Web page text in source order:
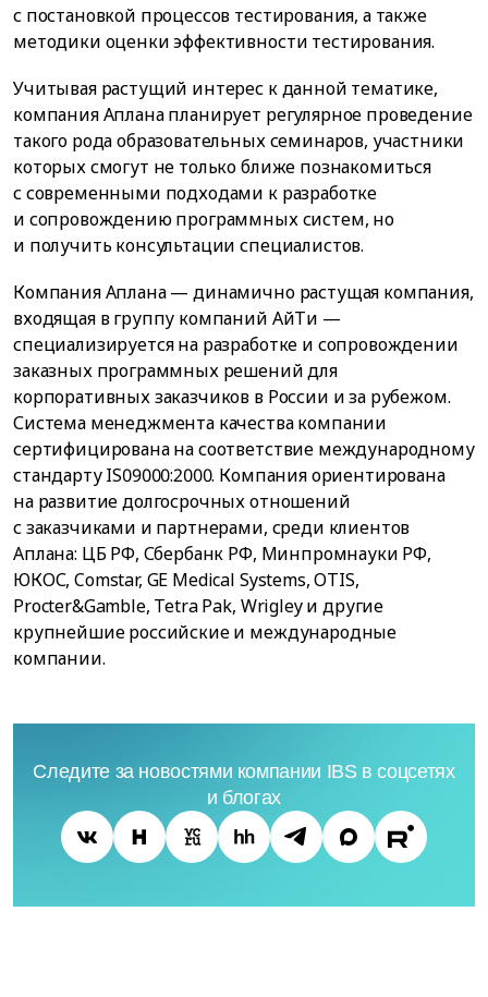
с постановкой процессов тестирования, а также
методики оценки эффективности тестирования.
Учитывая растущий интерес к данной тематике,
компания Аплана планирует регулярное проведение
такого рода образовательных семинаров, участники
которых смогут не только ближе познакомиться
с современными подходами к разработке
и сопровождению программных систем, но
и получить консультации специалистов.
Компания Аплана — динамично растущая компания,
входящая в группу компаний АйТи —
специализируется на разработке и сопровождении
заказных программных решений для
корпоративных заказчиков в России и за рубежом.
Система менеджмента качества компании
сертифицирована на соответствие международному
стандарту IS09000:2000. Компания ориентирована
на развитие долгосрочных отношений
с заказчиками и партнерами, среди клиентов
Аплана: ЦБ РФ, Сбербанк РФ, Минпромнауки РФ,
ЮКОС, Comstar, GE Medical Systems, OTIS,
Procter&Gamble, Tetra Pak, Wrigley и другие
крупнейшие российские и международные
компании.
Следите за новостями компании IBS в соцсетях
и блогах